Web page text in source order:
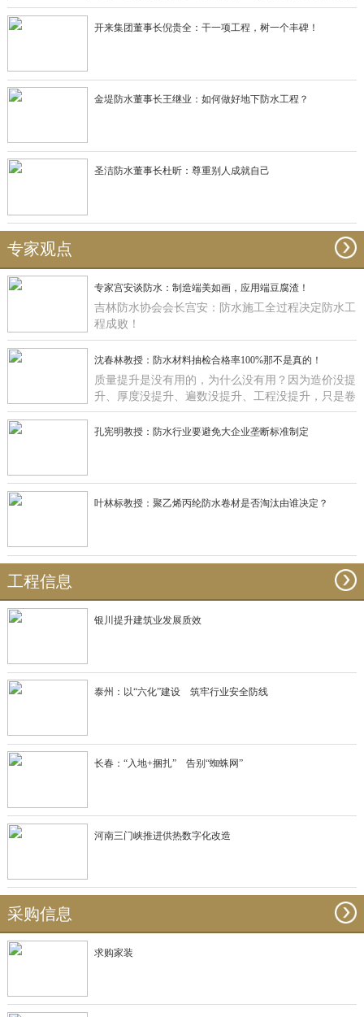
场获得一席之地，正如蜀羊防水：一直在竞争中前
行！
开来集团董事长倪贵全：干一项工程，树一个丰碑！
金堤防水董事长王继业：如何做好地下防水工程？
圣洁防水董事长杜昕：尊重别人成就自己
专家观点
专家宫安谈防水：制造端美如画，应用端豆腐渣！
吉林防水协会会长宫安：防水施工全过程决定防水工
程成败！
沈春林教授：防水材料抽检合格率100%那不是真的！
质量提升是没有用的，为什么没有用？因为造价没提
升、厚度没提升、遍数没提升、工程没提升，只是卷
材在那里提升有什么用啊？
孔宪明教授：防水行业要避免大企业垄断标准制定
叶林标教授：聚乙烯丙纶防水卷材是否淘汰由谁决定？
工程信息
银川提升建筑业发展质效
泰州：以“六化”建设 筑牢行业安全防线
长春：“入地+捆扎” 告别“蜘蛛网”
河南三门峡推进供热数字化改造
采购信息
求购家装